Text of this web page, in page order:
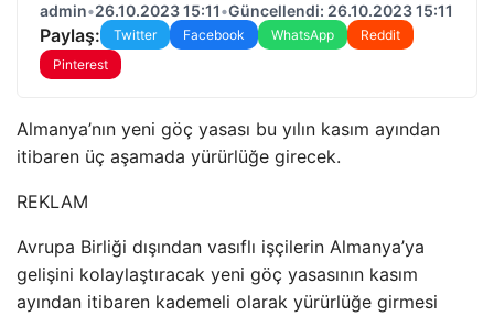
admin•26.10.2023 15:11•Güncellendi: 26.10.2023 15:11
Paylaş: Twitter Facebook WhatsApp
Reddit
Pinterest
Almanya’nın yeni göç yasası bu yılın kasım ayından
itibaren üç aşamada yürürlüğe girecek.
REKLAM
Avrupa Birliği dışından vasıflı işçilerin Almanya’ya
gelişini kolaylaştıracak yeni göç yasasının kasım
ayından itibaren kademeli olarak yürürlüğe girmesi